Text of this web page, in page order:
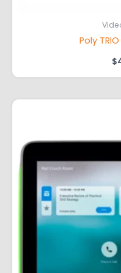
Poly TRIO
$